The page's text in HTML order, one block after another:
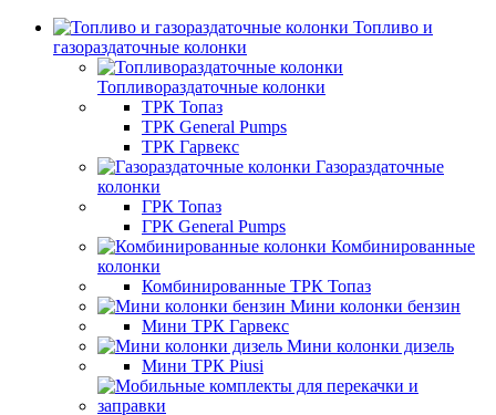
Топливо и
газораздаточные колонки
Топливораздаточные колонки
ТРК Топаз
ТРК General Pumps
ТРК Гарвекс
Газораздаточные
колонки
ГРК Топаз
ГРК General Pumps
Комбинированные
колонки
Комбинированные ТРК Топаз
Мини колонки бензин
Мини ТРК Гарвекс
Мини колонки дизель
Мини ТРК Piusi